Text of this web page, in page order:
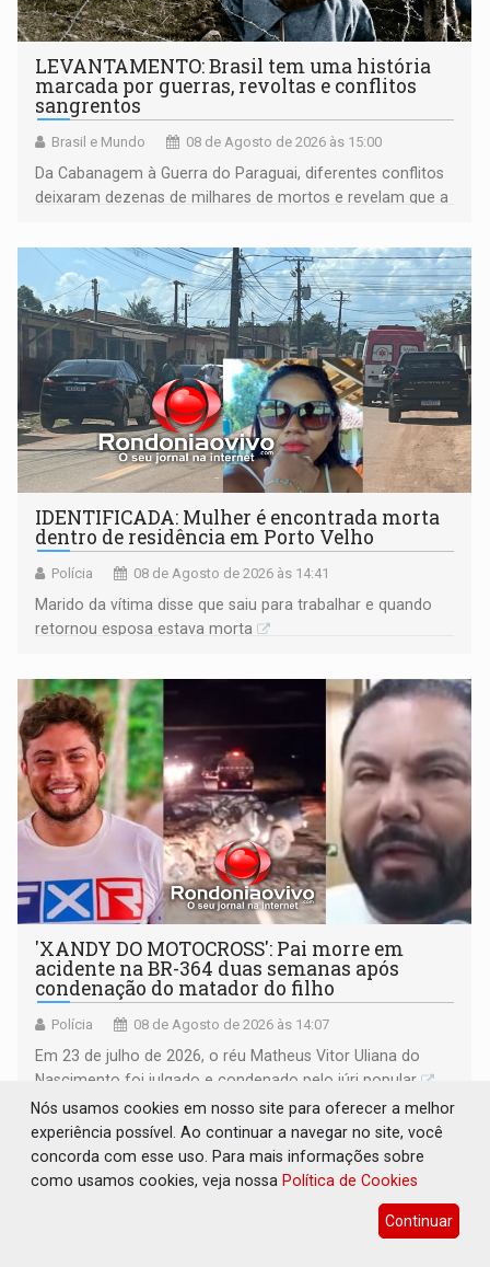
LEVANTAMENTO: Brasil tem uma história
marcada por guerras, revoltas e conflitos
sangrentos
Brasil e Mundo 08 de Agosto de 2026 às 15:00
Da Cabanagem à Guerra do Paraguai, diferentes conflitos
deixaram dezenas de milhares de mortos e revelam que a
territoriais e sociais
IDENTIFICADA: Mulher é encontrada morta
dentro de residência em Porto Velho
Polícia 08 de Agosto de 2026 às 14:41
Marido da vítima disse que saiu para trabalhar e quando
retornou esposa estava morta
'XANDY DO MOTOCROSS': Pai morre em
acidente na BR-364 duas semanas após
condenação do matador do filho
Polícia 08 de Agosto de 2026 às 14:07
Em 23 de julho de 2026, o réu Matheus Vitor Uliana do
Nascimento foi julgado e condenado pelo júri popular
Nós usamos cookies em nosso site para oferecer a melhor
experiência possível. Ao continuar a navegar no site, você
concorda com esse uso. Para mais informações sobre
como usamos cookies, veja nossa Política de Cookies
Continuar